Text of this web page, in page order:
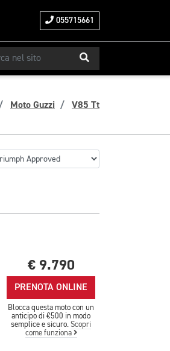
055715661
Moto Guzzi V85 Tt
€ 9.790
PRENOTA ONLINE
Blocca questa moto con un
anticipo di €500 in modo
semplice e sicuro.Scopri
come funziona